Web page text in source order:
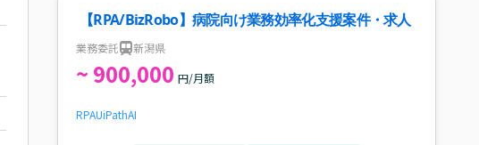
【RPA/BizRobo】病院向け業務効率化支援案件・求人
業務委託 新潟県
~ 900,000 円/月額
RPAUiPathAI